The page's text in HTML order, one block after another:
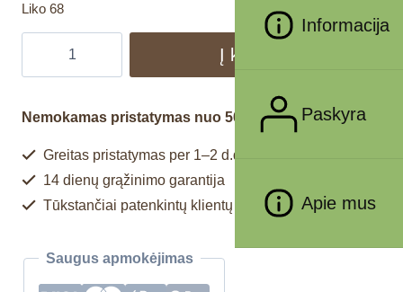
Informacija
Paskyra
Apie mus
Liko 68
Į krepšelį
Nemokamas pristatymas nuo 50€
Greitas pristatymas per 1–2 d.d.
14 dienų grąžinimo garantija
Tūkstančiai patenkintų klientų
Saugus apmokėjimas